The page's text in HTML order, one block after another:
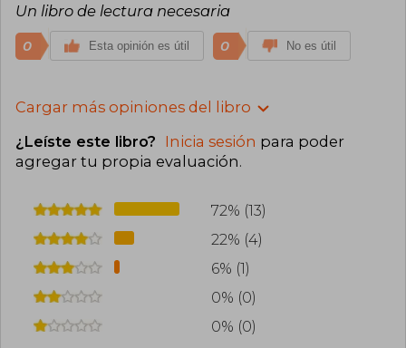
Un libro de lectura necesaria
0 Esta opinión es útil 0 No es útil
Cargar más opiniones del libro
¿Leíste este libro? Inicia sesión para poder
agregar tu propia evaluación.
72% (13)
22% (4)
6% (1)
0% (0)
0% (0)